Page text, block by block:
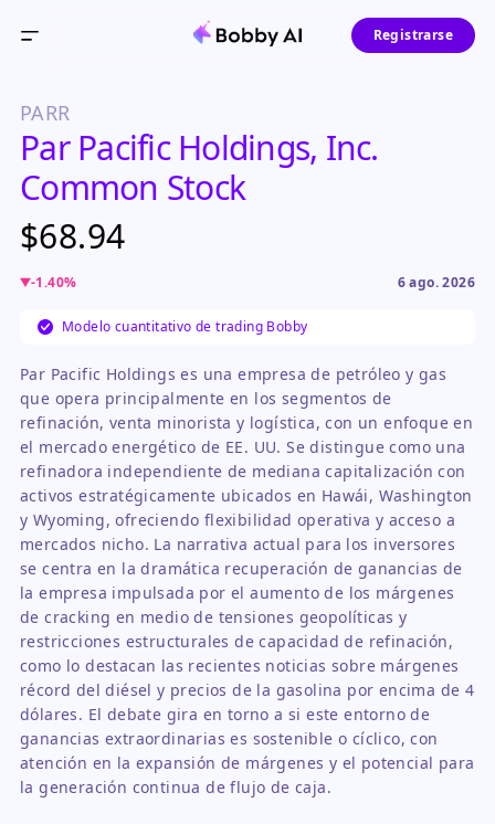
Registrarse
PARR
Par Pacific Holdings, Inc.
Common Stock
$68.94
-1.40% 6 ago. 2026
Modelo cuantitativo de trading Bobby
Par Pacific Holdings es una empresa de petróleo y gas
que opera principalmente en los segmentos de
refinación, venta minorista y logística, con un enfoque en
el mercado energético de EE. UU. Se distingue como una
refinadora independiente de mediana capitalización con
activos estratégicamente ubicados en Hawái, Washington
y Wyoming, ofreciendo flexibilidad operativa y acceso a
mercados nicho. La narrativa actual para los inversores
se centra en la dramática recuperación de ganancias de
la empresa impulsada por el aumento de los márgenes
de cracking en medio de tensiones geopolíticas y
restricciones estructurales de capacidad de refinación,
como lo destacan las recientes noticias sobre márgenes
récord del diésel y precios de la gasolina por encima de 4
dólares. El debate gira en torno a si este entorno de
ganancias extraordinarias es sostenible o cíclico, con
atención en la expansión de márgenes y el potencial para
la generación continua de flujo de caja.